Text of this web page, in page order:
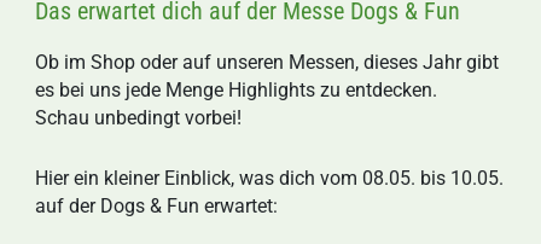
Das erwartet dich auf der Messe Dogs & Fun
Ob im Shop oder auf unseren Messen, dieses Jahr gibt
es bei uns jede Menge Highlights zu entdecken.
Schau unbedingt vorbei!
Hier ein kleiner Einblick, was dich vom 08.05. bis 10.05.
auf der Dogs & Fun erwartet: